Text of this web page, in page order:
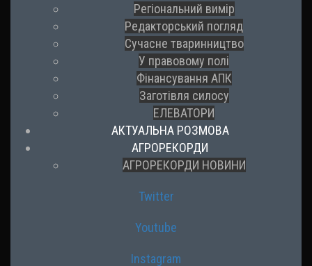
Регіональний вимір
Редакторський погляд
Сучасне тваринництво
У правовому полі
Фінансування АПК
Заготівля силосу
ЕЛЕВАТОРИ
АКТУАЛЬНА РОЗМОВА
АГРОРЕКОРДИ
АГРОРЕКОРДИ НОВИНИ
Twitter
Youtube
Instagram